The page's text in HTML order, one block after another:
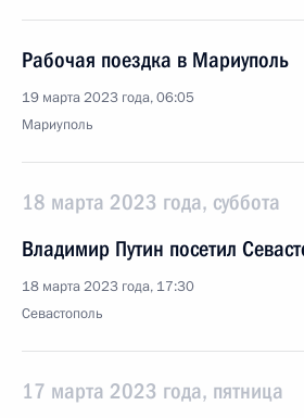
Рабочая поездка в Мариуполь
19 марта 2023 года, 06:05
Мариуполь
18 марта 2023 года, суббота
Владимир Путин посетил
18 марта 2023 года, 17:30
Севастополь
17 марта 2023 года, пятница